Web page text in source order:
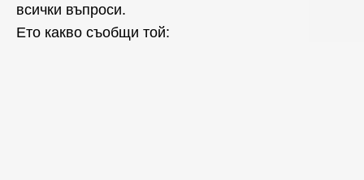
всички въпроси.
Ето какво съобщи той: